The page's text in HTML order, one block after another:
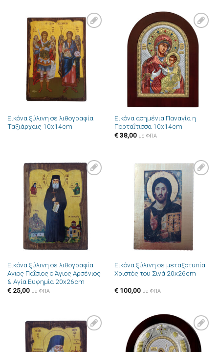
Πρόσθήκη
στην λίστα
επιθυμιών
Εικόνα ξύλινη σε λιθογραφία
Ταξιάρχαις 10x14cm
Πρόσθήκη
στην λίστα
επιθυμιών
Εικόνα ασημένια Παναγία η
Πορταΐτισσα 10x14cm
€38,00 με ΦΠΑ
Πρόσθήκη
στην λίστα
επιθυμιών
Εικόνα ξύλινη σε λιθογραφία
Άγιος Παΐσιος ο Άγιος Αρσένιος
& Αγία Ευφημία 20x26cm
€25,00 με ΦΠΑ
Πρόσθήκη
στην λίστα
επιθυμιών
Εικόνα ξύλινη σε μεταξοτυπία
Χριστός του Σινά 20x26cm
€100,00 με ΦΠΑ
Πρόσθήκη
στην λίστα
Πρόσθήκη
στην λίστα